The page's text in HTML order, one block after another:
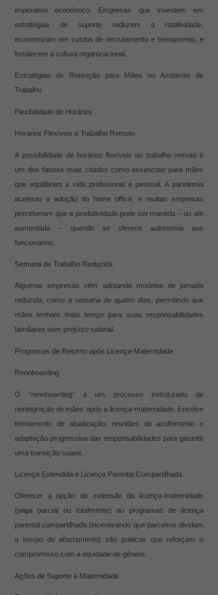
imperativo econômico. Empresas que investem em
estratégias de suporte reduzem a rotatividade,
economizam em custos de recrutamento e treinamento, e
fortalecem a cultura organizacional.
Estratégias de Retenção para Mães no Ambiente de
Trabalho
Flexibilidade de Horários
Horários Flexíveis e Trabalho Remoto
A possibilidade de horários flexíveis ou trabalho remoto é
um dos fatores mais citados como essenciais para mães
que equilibram a vida profissional e pessoal. A pandemia
acelerou a adoção do home office, e muitas empresas
perceberam que a produtividade pode ser mantida – ou até
aumentada – quando se oferece autonomia aos
funcionários.
Semana de Trabalho Reduzida
Algumas empresas vêm adotando modelos de jornada
reduzida, como a semana de quatro dias, permitindo que
mães tenham mais tempo para suas responsabilidades
familiares sem prejuízo salarial.
Programas de Retorno após Licença-Maternidade
Reonboarding
O “reonboarding” é um processo estruturado de
reintegração de mães após a licença-maternidade. Envolve
treinamento de atualização, reuniões de acolhimento e
adaptação progressiva das responsabilidades para garantir
uma transição suave.
Licença Estendida e Licença Parental Compartilhada
Oferecer a opção de extensão da licença-maternidade
(paga parcial ou totalmente) ou programas de licença
parental compartilhada (incentivando que parceiros dividam
o tempo de afastamento) são práticas que reforçam o
compromisso com a equidade de gênero.
Ações de Suporte à Maternidade